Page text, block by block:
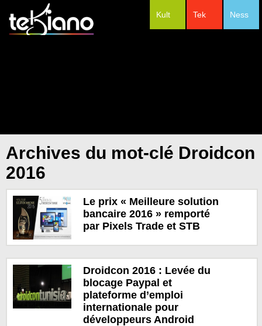
Ness
Tek
Kult
Archives du mot-clé Droidcon
2016
Le prix « Meilleure solution
bancaire 2016 » remporté
par Pixels Trade et STB
Droidcon 2016 : Levée du
blocage Paypal et
plateforme d’emploi
internationale pour
développeurs Android